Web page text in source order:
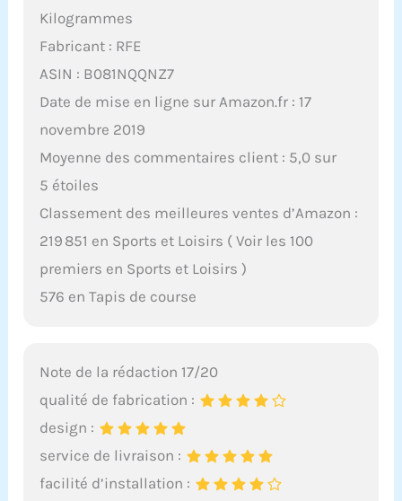
Kilogrammes
Fabricant : RFE
ASIN : B081NQQNZ7
Date de mise en ligne sur Amazon.fr : 17
novembre 2019
Moyenne des commentaires client : 5,0 sur
5 étoiles
Classement des meilleures ventes d’Amazon :
219 851 en Sports et Loisirs ( Voir les 100
premiers en Sports et Loisirs )
576 en Tapis de course
Note de la rédaction 17/20
qualité de fabrication :
design :
service de livraison :
facilité d’installation :